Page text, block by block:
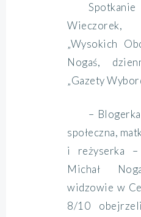
„Wysokich
Nogaś,
„Gazety
–
społeczna,
i reżyserka –
Michał
widzowie w
8/10